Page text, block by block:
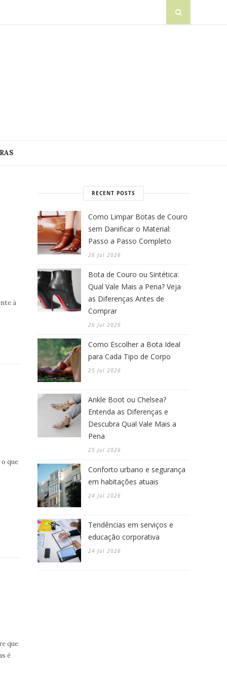
à
que
que
é
RECENT POSTS
Como Limpar Botas de Couro
sem Danificar o Material:
Passo a Passo Completo
26 Jul 2026
Bota de Couro ou Sintética:
Qual Vale Mais a Pena? Veja
as Diferenças Antes de
Comprar
26 Jul 2026
Como Escolher a Bota Ideal
para Cada Tipo de Corpo
25 Jul 2026
Ankle Boot ou Chelsea?
Entenda as Diferenças e
Descubra Qual Vale Mais a
Pena
25 Jul 2026
Conforto urbano e segurança
em habitações atuais
24 Jul 2026
Tendências em serviços e
educação corporativa
24 Jul 2026